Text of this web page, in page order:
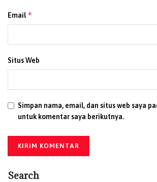
Email*
Situs Web
Simpan nama, email, dan situs web saya
untuk komentar saya berikutnya.
Search